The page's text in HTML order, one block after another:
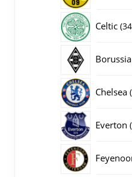
Celtic 34
Chelsea
Everton